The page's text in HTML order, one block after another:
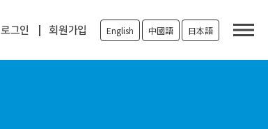
로그인 회원가입 English 中國語 日本語